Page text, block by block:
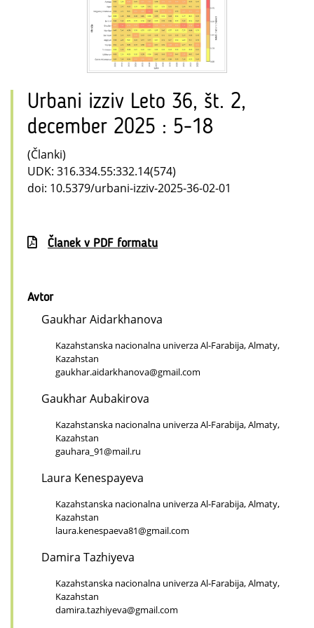
Urbani izziv Leto 36, št. 2,
december 2025 : 5-18
(Članki)
UDK: 316.334.55:332.14(574)
doi: 10.5379/urbani-izziv-2025-36-02-01
Članek v PDF formatu
Avtor
Gaukhar Aidarkhanova
Kazahstanska nacionalna univerza Al-Farabija, Almaty,
Kazahstan
gaukhar.aidarkhanova@gmail.com
Gaukhar Aubakirova
Kazahstanska nacionalna univerza Al-Farabija, Almaty,
Kazahstan
gauhara_91@mail.ru
Laura Kenespayeva
Kazahstanska nacionalna univerza Al-Farabija, Almaty,
Kazahstan
laura.kenespaeva81@gmail.com
Damira Tazhiyeva
Kazahstanska nacionalna univerza Al-Farabija, Almaty,
Kazahstan
damira.tazhiyeva@gmail.com